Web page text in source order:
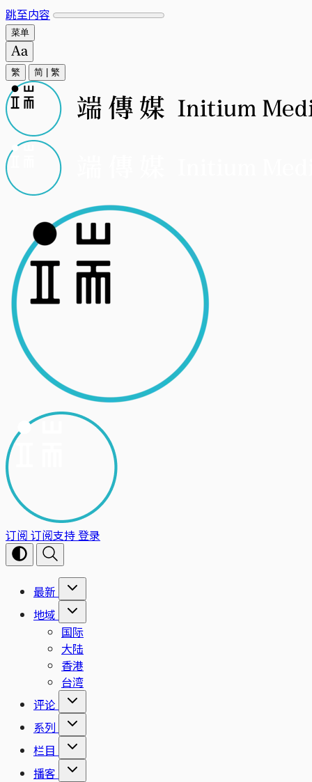
跳至内容
菜单
繁 简 繁
订阅 订阅支持登录
最新
地域
国际
大陆
香港
台湾
评论
系列
栏目
播客